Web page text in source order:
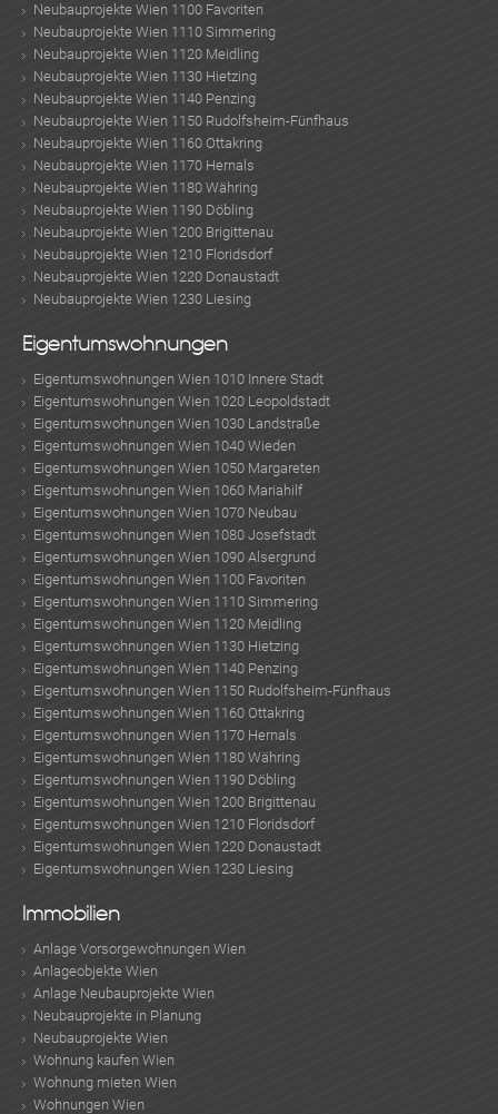
Neubauprojekte Wien 1100 Favoriten
Neubauprojekte Wien 1110 Simmering
Neubauprojekte Wien 1120 Meidling
Neubauprojekte Wien 1130 Hietzing
Neubauprojekte Wien 1140 Penzing
Neubauprojekte Wien 1150 Rudolfsheim-Fünfhaus
Neubauprojekte Wien 1160 Ottakring
Neubauprojekte Wien 1170 Hernals
Neubauprojekte Wien 1180 Währing
Neubauprojekte Wien 1190 Döbling
Neubauprojekte Wien 1200 Brigittenau
Neubauprojekte Wien 1210 Floridsdorf
Neubauprojekte Wien 1220 Donaustadt
Neubauprojekte Wien 1230 Liesing
Eigentumswohnungen
Eigentumswohnungen Wien 1010 Innere Stadt
Eigentumswohnungen Wien 1020 Leopoldstadt
Eigentumswohnungen Wien 1030 Landstraße
Eigentumswohnungen Wien 1040 Wieden
Eigentumswohnungen Wien 1050 Margareten
Eigentumswohnungen Wien 1060 Mariahilf
Eigentumswohnungen Wien 1070 Neubau
Eigentumswohnungen Wien 1080 Josefstadt
Eigentumswohnungen Wien 1090 Alsergrund
Eigentumswohnungen Wien 1100 Favoriten
Eigentumswohnungen Wien 1110 Simmering
Eigentumswohnungen Wien 1120 Meidling
Eigentumswohnungen Wien 1130 Hietzing
Eigentumswohnungen Wien 1140 Penzing
Eigentumswohnungen Wien 1150 Rudolfsheim-Fünfhaus
Eigentumswohnungen Wien 1160 Ottakring
Eigentumswohnungen Wien 1170 Hernals
Eigentumswohnungen Wien 1180 Währing
Eigentumswohnungen Wien 1190 Döbling
Eigentumswohnungen Wien 1200 Brigittenau
Eigentumswohnungen Wien 1210 Floridsdorf
Eigentumswohnungen Wien 1220 Donaustadt
Eigentumswohnungen Wien 1230 Liesing
Immobilien
Anlage Vorsorgewohnungen Wien
Anlageobjekte Wien
Anlage Neubauprojekte Wien
Neubauprojekte in Planung
Neubauprojekte Wien
Wohnung kaufen Wien
Wohnung mieten Wien
Wohnungen Wien